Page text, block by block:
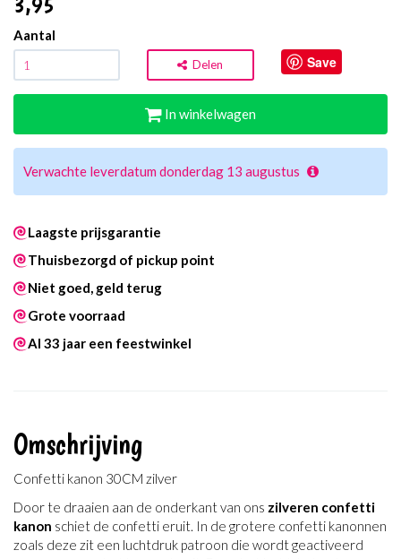
Aantal
Delen Save
In winkelwagen
Verwachte leverdatum donderdag 13 augustus
Laagste prijsgarantie
Thuisbezorgd of pickup point
Niet goed, geld terug
Grote voorraad
Al 33 jaar een feestwinkel
Omschrijving
Confetti kanon 30CM zilver
Door te draaien aan de onderkant van ons zilveren confetti
kanon schiet de confetti eruit. In de grotere confetti kanonnen
zoals deze zit een luchtdruk patroon die wordt geactiveerd